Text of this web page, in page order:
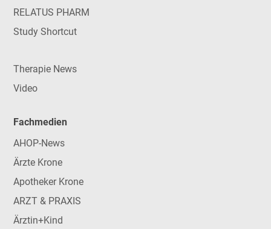
RELATUS PHARM
Study Shortcut
Therapie News
Video
Fachmedien
AHOP-News
Ärzte Krone
Apotheker Krone
ARZT & PRAXIS
Ärztin+Kind